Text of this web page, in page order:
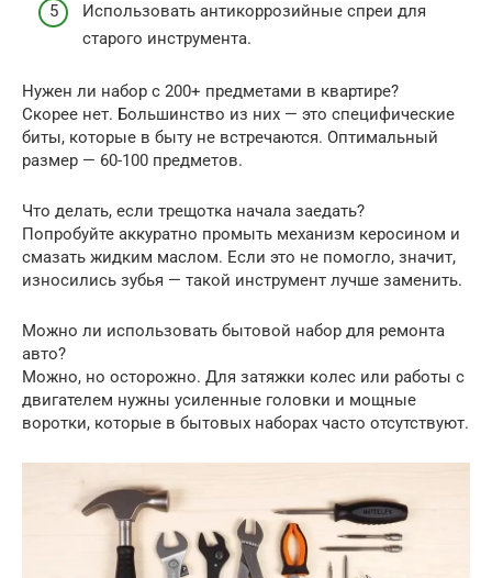
Использовать антикоррозийные спреи для
старого инструмента.
Нужен ли набор с 200+ предметами в квартире?
Скорее нет. Большинство из них — это специфические
биты, которые в быту не встречаются. Оптимальный
размер — 60-100 предметов.
Что делать, если трещотка начала заедать?
Попробуйте аккуратно промыть механизм керосином и
смазать жидким маслом. Если это не помогло, значит,
износились зубья — такой инструмент лучше заменить.
Можно ли использовать бытовой набор для ремонта
авто?
Можно, но осторожно. Для затяжки колес или работы с
двигателем нужны усиленные головки и мощные
воротки, которые в бытовых наборах часто отсутствуют.